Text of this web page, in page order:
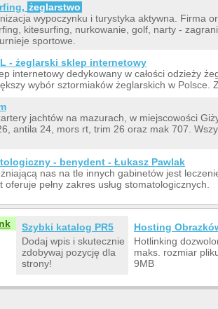
żeglarstwo
wypoczynku i turystyka aktywna. Firma
kitesurfing, nurkowanie, golf, narty -
sportowe.
- żeglarski sklep internetowy
internetowy dedykowany w całości odzieży
wybór sztormiaków żeglarskich w Polsce.
jachtów na mazurach, w miejscowości
antila 24, mors rt, trim 26 oraz mak 707.
- benydent - Łukasz Pawlak
nas na tle innych gabinetów jest
pełny zakres usług stomatologicznych.
Szybki katalog PR5
Dodaj wpis i skutecznie
zdobywaj pozycję dla
strony!
Hosting
Hotlinking
maks. rozmiar
9MB